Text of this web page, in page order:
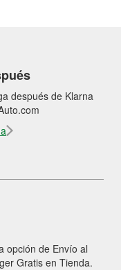
después de Klarna
opción de Envío al
Gratis en Tienda.